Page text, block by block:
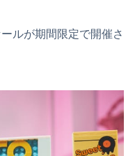
ルが期間限定で開催さ